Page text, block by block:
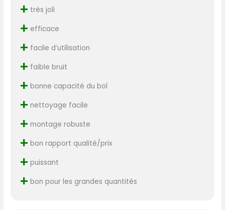
+ très joli
+ efficace
+ facile d’utilisation
+ faible bruit
+ bonne capacité du bol
+ nettoyage facile
+ montage robuste
+ bon rapport qualité/prix
+ puissant
+ bon pour les grandes quantités